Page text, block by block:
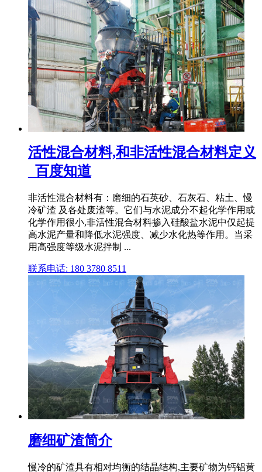
活性混合材料,和非活性混合材料定义
_百度知道
非活性混合材料有：磨细的石英砂、石灰石、粘土、慢
冷矿渣 及各处废渣等。它们与水泥成分不起化学作用或
化学作用很小,非活性混合材料掺入硅酸盐水泥中仅起提
高水泥产量和降低水泥强度、减少水化热等作用。当采
用高强度等级水泥拌制 ...
联系电话: 180 3780 8511
磨细矿渣简介
慢冷的矿渣具有相对均衡的结晶结构,主要矿物为钙铝黄